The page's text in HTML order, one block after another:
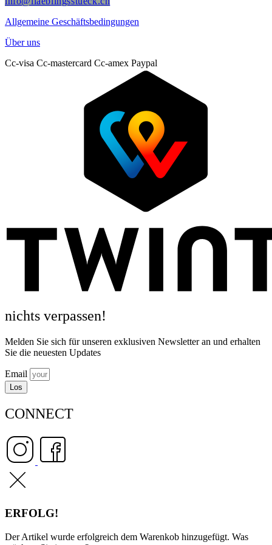
Allgemeine Geschäftsbedingungen
Über uns
Cc-visa Cc-mastercard Cc-amex Paypal
nichts verpassen!
Melden Sie sich für unseren exklusiven Newsletter an und erhalten
Sie die neuesten Updates
Email
Los
CONNECT
ERFOLG!
Der Artikel wurde erfolgreich dem Warenkob hinzugefügt. Was